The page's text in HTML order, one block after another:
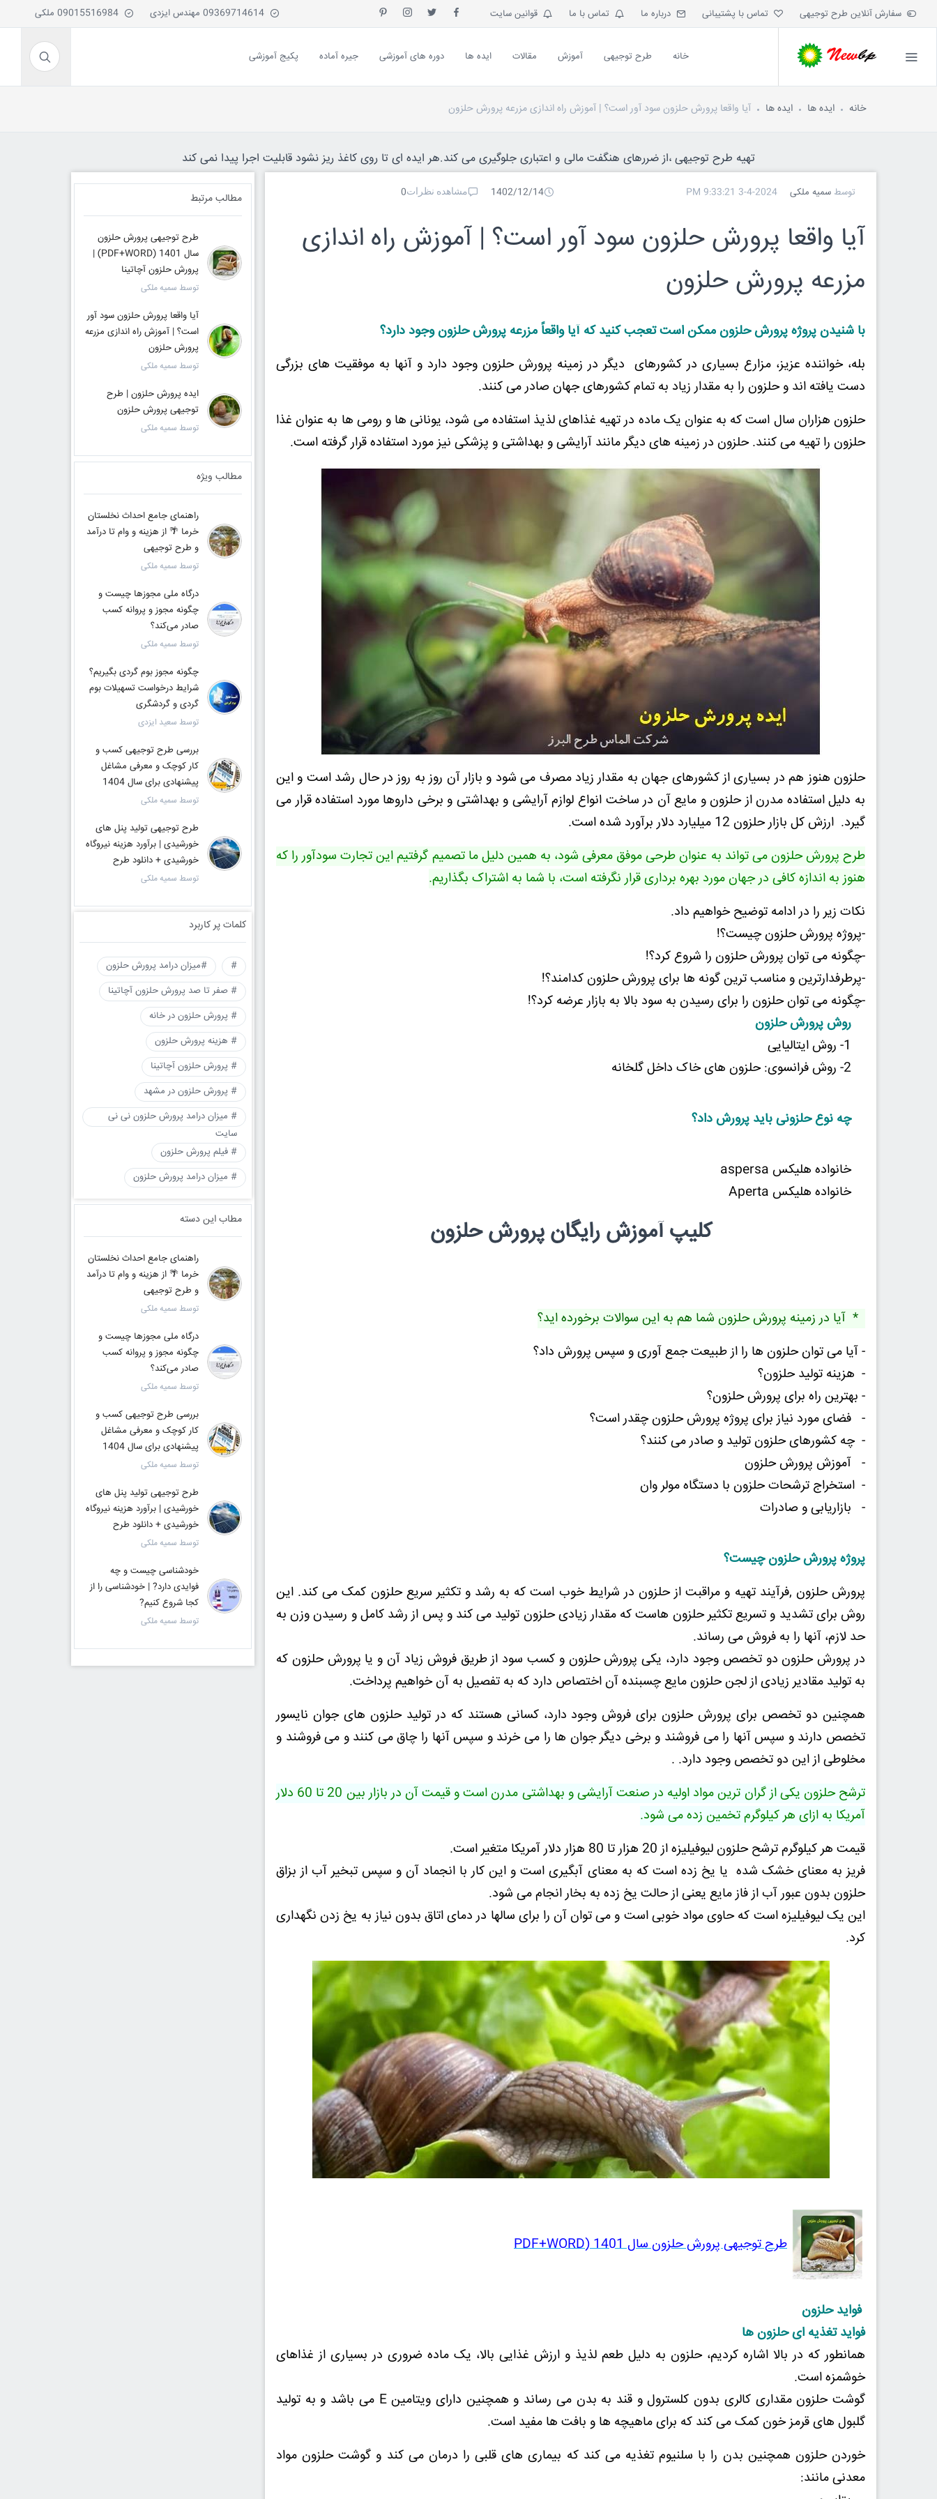
سفارش آنلاین طرح توجیهی تماس با پشتیبانی درباره ما تماس با ما قوانین سایت
خانه طرح توجیهی آموزش مقالات ایده ها دوره های آموزشی جیره آماده پکیج آموزشی
خانه ایده ها ایده ها آیا واقعا پرورش حلزون سود آور است؟ | آموزش راه اندازی مزرعه پرورش حلزون
تهیه طرح توجیهی ،از ضررهای هنگفت مالی و اعتباری جلوگیری می کند.هر ایده ای تا روی کاغذ ریز نشود قابلیت اجرا پیدا نمی کند
توسط سمیه ملکی 3-4-2024 9:33:21 PM
1402/12/14 مشاهده نظرات0
آیا واقعا پرورش حلزون سود آور است؟ | آموزش راه اندازی
مزرعه پرورش حلزون
با شنیدن پروژه پرورش حلزون ممکن است تعجب کنید که آیا واقعاً مزرعه پرورش حلزون وجود دارد؟
بله، خواننده عزیز، مزارع بسیاری در کشورهای دیگر در زمینه پرورش حلزون وجود دارد و آنها به موفقیت های بزرگی
دست یافته اند و حلزون را به مقدار زیاد به تمام کشورهای جهان صادر می کنند.
حلزون هزاران سال است که به عنوان یک ماده در تهیه غذاهای لذیذ استفاده می شود، یونانی ها و رومی ها به عنوان غذا
حلزون را تهیه می کنند. حلزون در زمینه های دیگر مانند آرایشی و بهداشتی و پزشکی نیز مورد استفاده قرار گرفته است.
حلزون هنوز هم در بسیاری از کشورهای جهان به مقدار زیاد مصرف می شود و بازار آن روز به روز در حال رشد است و این
به دلیل استفاده مدرن از حلزون و مایع آن در ساخت انواع لوازم آرایشی و بهداشتی و برخی داروها مورد استفاده قرار می
گیرد. ارزش کل بازار حلزون 12 میلیارد دلار برآورد شده است.
طرح پرورش حلزون می تواند به عنوان طرحی موفق معرفی شود، به همین دلیل ما تصمیم گرفتیم این تجارت سودآور را که
هنوز به اندازه کافی در جهان مورد بهره برداری قرار نگرفته است، با شما به اشتراک بگذاریم.
نکات زیر را در ادامه توضیح خواهیم داد.
-پروژه پرورش حلزون چیست؟!
-چگونه می توان پرورش حلزون را شروع کرد؟!
-پرطرفدارترین و مناسب ترین گونه ها برای پرورش حلزون کدامند؟!
-چگونه می توان حلزون را برای رسیدن به سود بالا به بازار عرضه کرد؟!
روش پرورش حلزون
چه نوع حلزونی باید پرورش داد؟
خانواده هلیکس aspersa
خانواده هلیکس Aperta
کلیپ آموزش رایگان پرورش حلزون
* آیا در زمینه پرورش حلزون شما هم به این سوالات برخورده اید؟
- آیا می توان حلزون ها را از طبیعت جمع آوری و سپس پرورش داد؟
- هزینه تولید حلزون؟
- بهترین راه برای پرورش حلزون؟
- فضای مورد نیاز برای پروژه پرورش حلزون چقدر است؟
- چه کشورهای حلزون تولید و صادر می کنند؟
- آموزش پرورش حلزون
- استخراج ترشحات حلزون با دستگاه مولر وان
- بازاریابی و صادرات
پروژه پرورش حلزون چیست؟
پرورش حلزون ,فرآیند تهیه و مراقبت از حلزون در شرایط خوب است که به رشد و تکثیر سریع حلزون کمک می کند. این
روش برای تشدید و تسریع تکثیر حلزون هاست که مقدار زیادی حلزون تولید می کند و پس از رشد کامل و رسیدن وزن به
حد لازم، آنها را به فروش می رساند.
در پرورش حلزون دو تخصص وجود دارد، یکی پرورش حلزون و کسب سود از طریق فروش زیاد آن و یا پرورش حلزون که
به تولید مقادیر زیادی از لجن حلزون مایع چسبنده آن اختصاص دارد که به تفصیل به آن خواهیم پرداخت.
همچنین دو تخصص برای پرورش حلزون برای فروش وجود دارد، کسانی هستند که در تولید حلزون های جوان نایسور
تخصص دارند و سپس آنها را می فروشند و برخی دیگر جوان ها را می خرند و سپس آنها را چاق می کنند و می فروشند و
مخلوطی از این دو تخصص وجود دارد. .
ترشح حلزون یکی از گران ترین مواد اولیه در صنعت آرایشی و بهداشتی مدرن است و قیمت آن در بازار بین 20 تا 60 دلار
آمریکا به ازای هر کیلوگرم تخمین زده می شود.
قیمت هر کیلوگرم ترشح حلزون لیوفیلیزه از 20 هزار تا 80 هزار دلار آمریکا متغیر است.
فریز به معنای خشک شده یا یخ زده است که به معنای آبگیری است و این کار با انجماد آن و سپس تبخیر آب از بزاق
حلزون بدون عبور آب از فاز مایع یعنی از حالت یخ زده به بخار انجام می شود.
این یک لیوفیلیزه است که حاوی مواد خوبی است و می توان آن را برای سالها در دمای اتاق بدون نیاز به یخ زدن نگهداری
کرد.
طرح توجیهی پرورش حلزون سال 1401 (PDF+WORD
فواید حلزون
فواید تغذیه ای حلزون ها
همانطور که در بالا اشاره کردیم، حلزون به دلیل طعم لذیذ و ارزش غذایی بالا، یک ماده ضروری در بسیاری از غذاهای
خوشمزه است.
گوشت حلزون مقداری کالری بدون کلسترول و قند به بدن می رساند و همچنین دارای ویتامین E می باشد و به تولید
گلبول های قرمز خون کمک می کند که برای ماهیچه ها و بافت ها مفید است.
خوردن حلزون همچنین بدن را با سلنیوم تغذیه می کند که بیماری های قلبی را درمان می کند و گوشت حلزون مواد
معدنی مانند:
مطالب مرتبط
طرح توجیهی پرورش حلزون
سال 1401 (PDF+WORD) |
پرورش حلزون آچاتینا
توسط سمیه ملکی
آیا واقعا پرورش حلزون سود آور
است؟ | آموزش راه اندازی مزرعه
پرورش حلزون
توسط سمیه ملکی
ایده پرورش حلزون | طرح
توجیهی پرورش حلزون
توسط سمیه ملکی
مطالب ویژه
راهنمای جامع احداث نخلستان
خرما 🌴 از هزینه و وام تا درآمد
و طرح توجیهی
توسط سمیه ملکی
درگاه ملی مجوزها چیست و
چگونه مجوز و پروانه کسب
صادر می‌کند؟
توسط سمیه ملکی
چگونه مجوز بوم گردی بگیریم؟
شرایط درخواست تسهیلات بوم
گردی و گردشگری
توسط سعید ایزدی
بررسی طرح توجیهی کسب و
کار کوچک و معرفی مشاغل
پیشنهادی برای سال 1404
توسط سمیه ملکی
طرح توجیهی تولید پنل های
خورشیدی | برآورد هزینه نیروگاه
خورشیدی + دانلود طرح
توسط سمیه ملکی
کلمات پر کاربرد
#
#میزان درامد پرورش حلزون
# صفر تا صد پرورش حلزون آچاتینا
# پرورش حلزون در خانه
# هزینه پرورش حلزون
# پرورش حلزون آچاتینا
# پرورش حلزون در مشهد
# میزان درامد پرورش حلزون نی نی
سایت
# فیلم پرورش حلزون
# میزان درامد پرورش حلزون
مطاب این دسته
راهنمای جامع احداث نخلستان
خرما 🌴 از هزینه و وام تا درآمد
و طرح توجیهی
توسط سمیه ملکی
درگاه ملی مجوزها چیست و
چگونه مجوز و پروانه کسب
صادر می‌کند؟
توسط سمیه ملکی
بررسی طرح توجیهی کسب و
کار کوچک و معرفی مشاغل
پیشنهادی برای سال 1404
توسط سمیه ملکی
طرح توجیهی تولید پنل های
خورشیدی | برآورد هزینه نیروگاه
خورشیدی + دانلود طرح
توسط سمیه ملکی
خودشناسی چیست و چه
فوایدی دارد? | خودشناسی را از
کجا شروع کنیم?
توسط سمیه ملکی